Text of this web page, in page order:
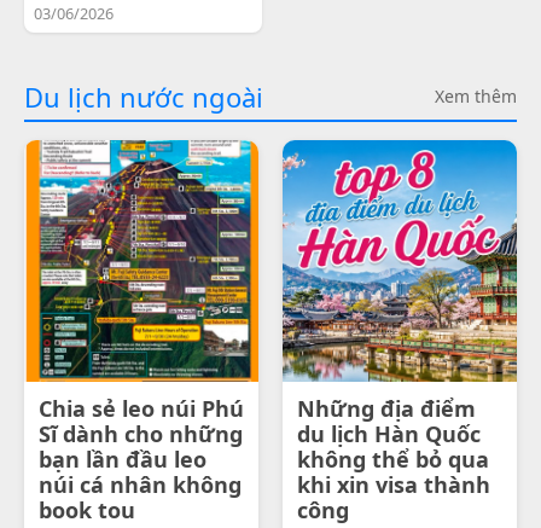
03/06/2026
Du lịch nước ngoài Xem thêm
Chia sẻ leo núi Phú
Sĩ dành cho những
bạn lần đầu leo
núi cá nhân không
book tou
Những địa điểm
du lịch Hàn Quốc
không thể bỏ qua
khi xin visa thành
công